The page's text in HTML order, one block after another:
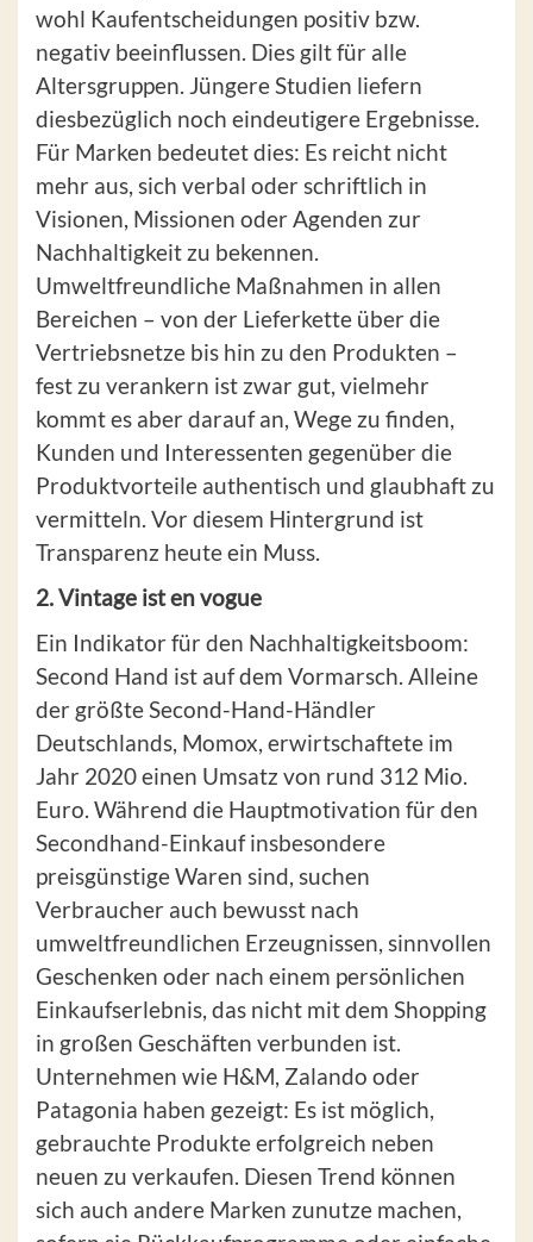
wohl Kaufentscheidungen positiv bzw.
negativ beeinflussen. Dies gilt für alle
Altersgruppen. Jüngere Studien liefern
diesbezüglich noch eindeutigere Ergebnisse.
Für Marken bedeutet dies: Es reicht nicht
mehr aus, sich verbal oder schriftlich in
Visionen, Missionen oder Agenden zur
Nachhaltigkeit zu bekennen.
Umweltfreundliche Maßnahmen in allen
Bereichen – von der Lieferkette über die
Vertriebsnetze bis hin zu den Produkten –
fest zu verankern ist zwar gut, vielmehr
kommt es aber darauf an, Wege zu finden,
Kunden und Interessenten gegenüber die
Produktvorteile authentisch und glaubhaft zu
vermitteln. Vor diesem Hintergrund ist
Transparenz heute ein Muss.
2. Vintage ist en vogue
Ein Indikator für den Nachhaltigkeitsboom:
Second Hand ist auf dem Vormarsch. Alleine
der größte Second-Hand-Händler
Deutschlands, Momox, erwirtschaftete im
Jahr 2020 einen Umsatz von rund 312 Mio.
Euro. Während die Hauptmotivation für den
Secondhand-Einkauf insbesondere
preisgünstige Waren sind, suchen
Verbraucher auch bewusst nach
umweltfreundlichen Erzeugnissen, sinnvollen
Geschenken oder nach einem persönlichen
Einkaufserlebnis, das nicht mit dem Shopping
in großen Geschäften verbunden ist.
Unternehmen wie H&M, Zalando oder
Patagonia haben gezeigt: Es ist möglich,
gebrauchte Produkte erfolgreich neben
neuen zu verkaufen. Diesen Trend können
sich auch andere Marken zunutze machen,